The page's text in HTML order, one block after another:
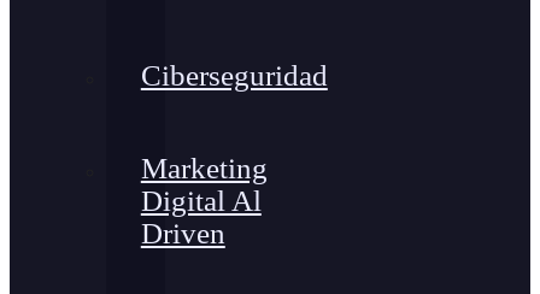
Ciberseguridad
Marketing
Digital Al
Driven